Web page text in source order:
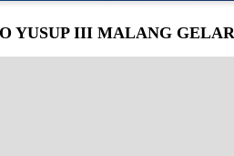
YUSUP III MALANG
Malang bekerjasama dengan paguyuban